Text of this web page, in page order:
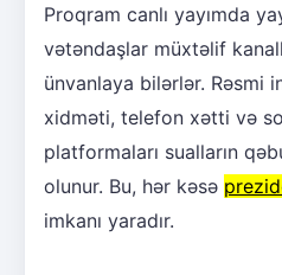
Proqram canlı yayımda
vətəndaşlar müxtəlif
ünvanlaya bilərlər. Rəsmi
xidməti, telefon xətti və
platformaları sualların
olunur. Bu, hər kəsə
imkanı yaradır.